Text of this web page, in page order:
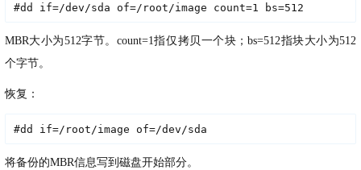
#dd if=/dev/sda of=/root/image count=1 bs=512
MBR大小为512字节。count=1指仅拷贝一个块；bs=512指块大小为512
个字节。
恢复：
#dd if=/root/image of=/dev/sda
将备份的MBR信息写到磁盘开始部分。